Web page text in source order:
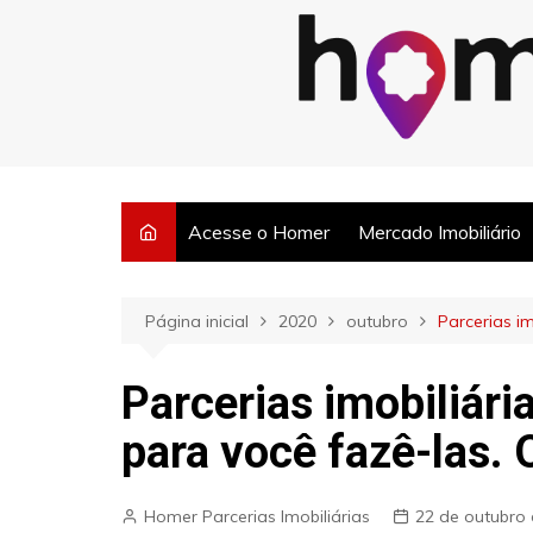
Posts semanais sobre o mercado imobiliário e dicas para
Acesse o Homer Mercado Imobiliário
Página inicial 2020 outubro Parcerias
Parcerias
para você fazê-las.
Homer Parcerias Imobiliárias
22 de outubro